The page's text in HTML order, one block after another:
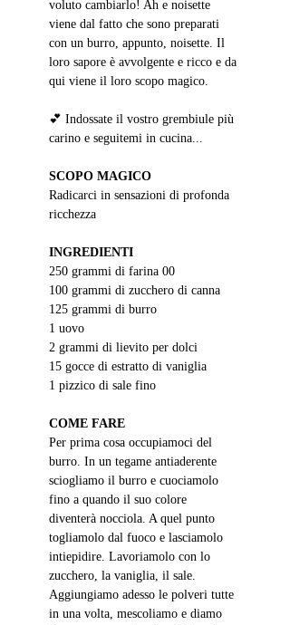
voluto cambiarlo! Ah e noisette
viene dal fatto che sono preparati
con un burro, appunto, noisette. Il
loro sapore è avvolgente e ricco e da
qui viene il loro scopo magico.
💕 Indossate il vostro grembiule più
carino e seguitemi in cucina...
SCOPO MAGICO
Radicarci in sensazioni di profonda
ricchezza
INGREDIENTI
250 grammi di farina 00
100 grammi di zucchero di canna
125 grammi di burro
1 uovo
2 grammi di lievito per dolci
15 gocce di estratto di vaniglia
1 pizzico di sale fino
COME FARE
Per prima cosa occupiamoci del
burro. In un tegame antiaderente
sciogliamo il burro e cuociamolo
fino a quando il suo colore
diventerà nocciola. A quel punto
togliamolo dal fuoco e lasciamolo
intiepidire. Lavoriamolo con lo
zucchero, la vaniglia, il sale.
Aggiungiamo adesso le polveri tutte
in una volta, mescoliamo e diamo